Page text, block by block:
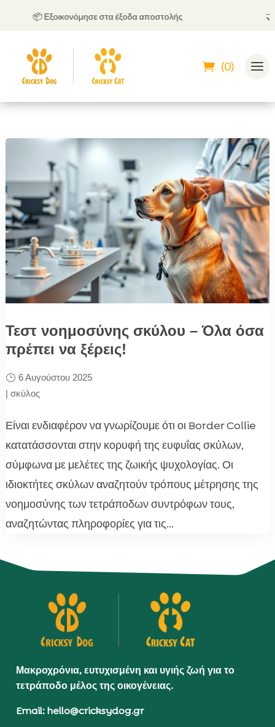
📦 Εξοικονόμησε στα έξοδα αποστολής
(0)
Τεστ νοημοσύνης σκύλου – Όλα όσα
πρέπει να ξέρεις!
6 Αυγούστου 2025
| σκύλος
Είναι ενδιαφέρον να γνωρίζουμε ότι οι Border Collie
κατατάσσονται στην κορυφή της ευφυΐας σκύλων,
σύμφωνα με μελέτες της ζωικής ψυχολογίας. Οι
ιδιοκτήτες σκύλων αναζητούν τρόπους μέτρησης της
νοημοσύνης των τετράποδων συντρόφων τους,
αναζητώντας πληροφορίες για τις...
Μακροχρόνια, ευτυχισμένη και υγιής ζωή για το
τετράποδο μέλος της οικογένειας.
Email: hello@cricksydog.gr